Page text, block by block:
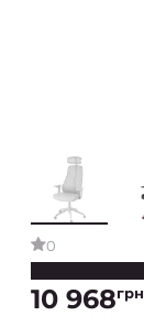
0
10 968грн